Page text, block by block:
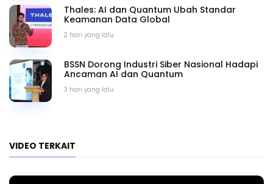
2 hari yang lalu
Thales: AI dan Quantum Ubah Standar
Keamanan Data Global
3 hari yang lalu
BSSN Dorong Industri Siber Nasional Hadapi
Ancaman AI dan Quantum
VIDEO TERKAIT